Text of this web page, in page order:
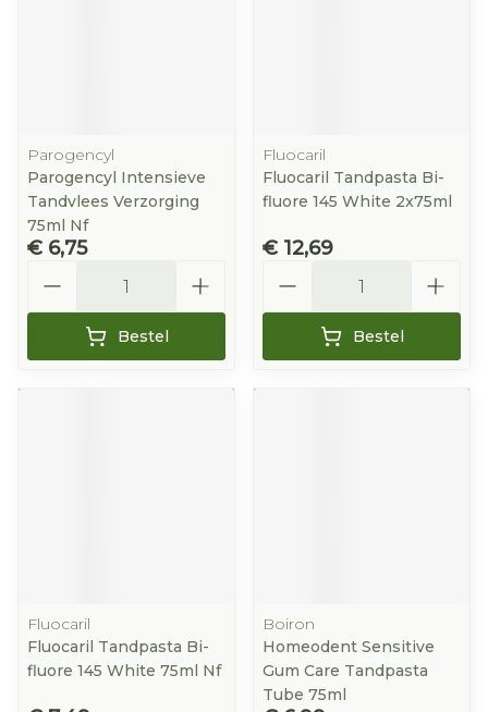
Parogencyl
Parogencyl Intensieve
Tandvlees Verzorging
75ml Nf
€ 6,75
Bestel
Fluocaril
Fluocaril Tandpasta Bi-
fluore 145 White 2x75ml
€ 12,69
Bestel
Fluocaril
Fluocaril Tandpasta Bi-
fluore 145 White 75ml Nf
Boiron
Homeodent Sensitive
Gum Care Tandpasta
Tube 75ml